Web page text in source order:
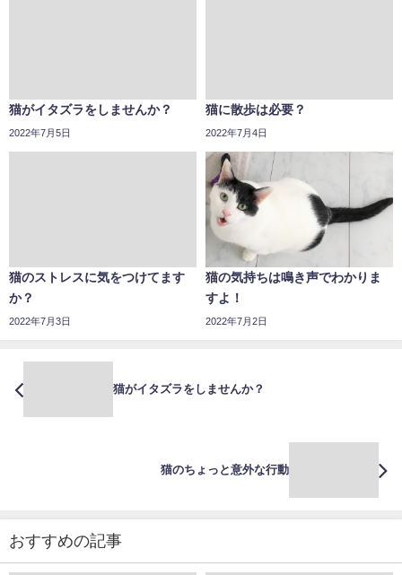
猫がイタズラをしませんか？
2022年7月5日
猫に散歩は必要？
2022年7月4日
猫のストレスに気をつけてます
か？
2022年7月3日
猫の気持ちは鳴き声でわかりま
すよ！
2022年7月2日
猫がイタズラをしませんか？
猫のちょっと意外な行動
おすすめの記事